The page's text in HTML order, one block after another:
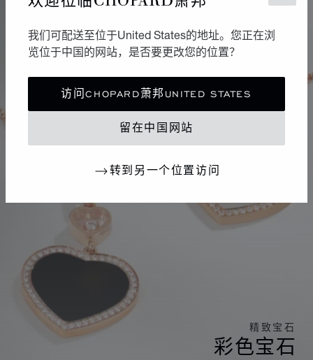
我们可配送至位于United States的地址。您正在浏
览位于中国的网站，是否要更改您的位置？
访问CHOPARD萧邦UNITED STATES
留在中国网站
转到另一个位置访问
精致宝石
彩色宝石